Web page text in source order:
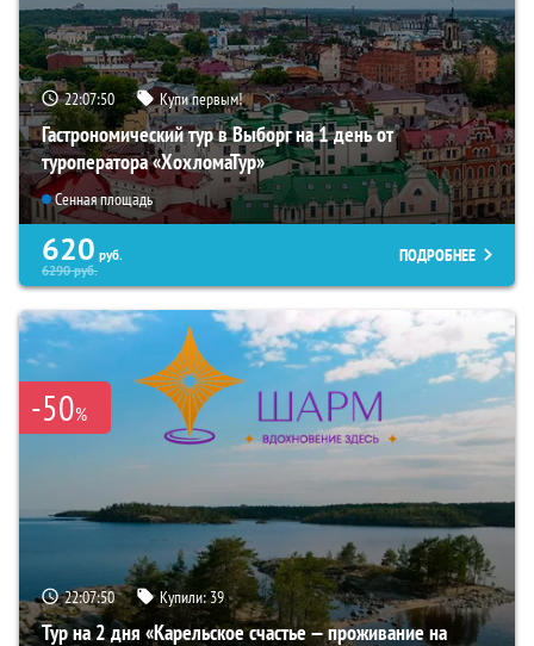
22:07:49 Купи первым!
Гастрономический тур в Выборг на 1 день от
туроператора «ХохломаТур»
Сенная площадь
620 руб.
6290руб.
ПОДРОБНЕЕ
-50%
22:07:49 Купили:39
Тур на 2 дня «Карельское счастье — проживание на